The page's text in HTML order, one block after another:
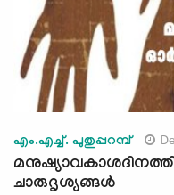
എം.എച്ച്. പുതുപ്പറമ്പ്
ചാരുദൃശ്യങ്ങള്‍